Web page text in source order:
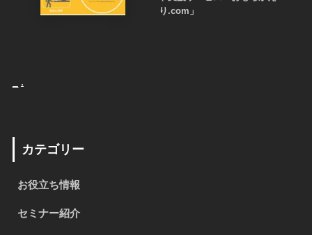
り.com」
.
カテゴリー
お役立ち情報
セミナー紹介